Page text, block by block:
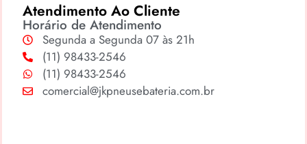
Atendimento Ao Cliente
Horário de Atendimento
Segunda a Segunda 07 às 21h
(11) 98433-2546
(11) 98433-2546
comercial@jkpneusebateria.com.br